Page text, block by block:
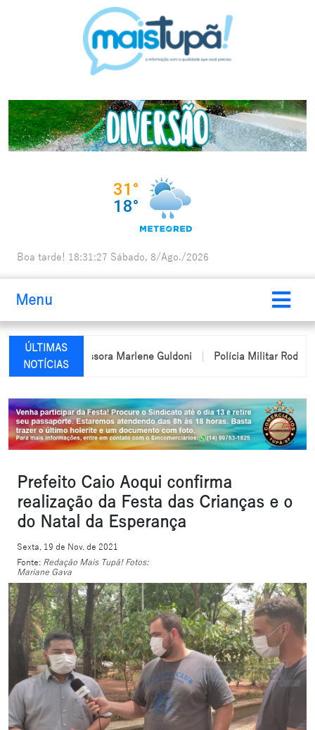
Boa tarde! 18:31:28 Sábado, 8/Ago./2026
Menu
ÚLTIMAS
NOTÍCIAS
da professora Marlene Guldoni Polícia Militar Rodoviária
Prefeito Caio Aoqui confirma
realização da Festa das Crianças e o
do Natal da Esperança
Sexta, 19 de Nov. de 2021
Fonte: Redação Mais Tupã! Fotos:
Mariane Gava